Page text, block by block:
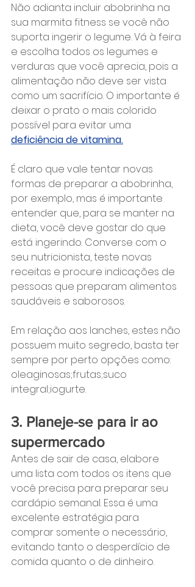
Não adianta incluir abobrinha na
sua marmita fitness se você não
suporta ingerir o legume. Vá à feira
e escolha todos os legumes e
verduras que você aprecia, pois a
alimentação não deve ser vista
como um sacrifício. O importante é
deixar o prato o mais colorido
possível para evitar uma
deficiência de vitamina.
É claro que vale tentar novas
formas de preparar a abobrinha,
por exemplo, mas é importante
entender que, para se manter na
dieta, você deve gostar do que
está ingerindo. Converse com o
seu nutricionista, teste novas
receitas e procure indicações de
pessoas que preparam alimentos
saudáveis e saborosos.
Em relação aos lanches, estes não
possuem muito segredo, basta ter
sempre por perto opções como:
oleaginosas;frutas;suco
integral;iogurte.
3. Planeje-se para ir ao
supermercado
Antes de sair de casa, elabore
uma lista com todos os itens que
você precisa para preparar seu
cardápio semanal. Essa é uma
excelente estratégia para
comprar somente o necessário,
evitando tanto o desperdício de
comida quanto o de dinheiro.